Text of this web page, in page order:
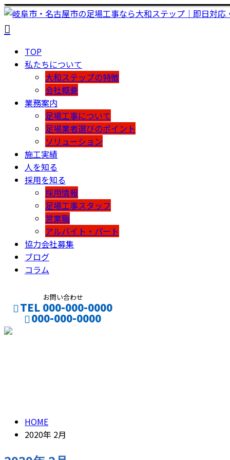
TOP
私たちについて
大和ステップの特徴
会社概要
業務案内
足場工事について
足場業者選びのポイント
ソリューション
施工実績
人を知る
採用を知る
採用情報
足場工事スタッフ
営業職
アルバイト・パート
協力会社募集
ブログ
コラム
お問い合わせ
TEL 000-000-0000
000-000-0000
HOME
2020年 2月